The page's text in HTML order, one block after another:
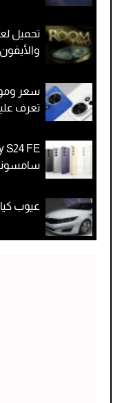
والأيفون
تعرف
عيوب كيا